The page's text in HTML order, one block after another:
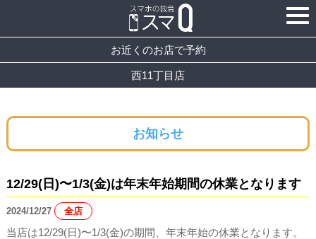
お近くのお店で予約
西11丁目店
お知らせ
12/29(日)〜1/3(金)は年末年始期間の休業となります
2024/12/27 全店
当店は12/29(日)〜1/3(金)の期間、年末年始の休業となります。